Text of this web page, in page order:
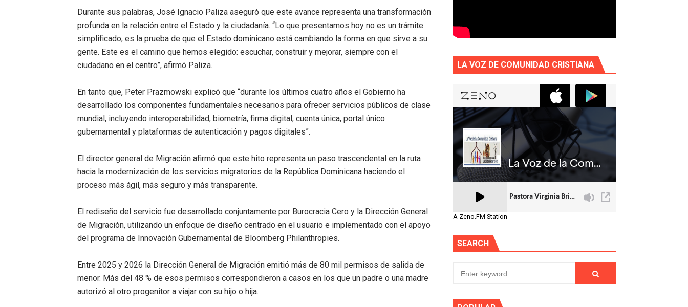
Durante sus palabras, José Ignacio Paliza aseguró que este avance representa una transformación
profunda en la relación entre el Estado y la ciudadanía. “Lo que presentamos hoy no es un trámite
simplificado, es la prueba de que el Estado dominicano está cambiando la forma en que sirve a su
gente. Este es el camino que hemos elegido: escuchar, construir y mejorar, siempre con el
ciudadano en el centro”, afirmó Paliza.
En tanto que, Peter Prazmowski explicó que “durante los últimos cuatro años el Gobierno ha
desarrollado los componentes fundamentales necesarios para ofrecer servicios públicos de clase
mundial, incluyendo interoperabilidad, biometría, firma digital, cuenta única, portal único
gubernamental y plataformas de autenticación y pagos digitales”.
El director general de Migración afirmó que este hito representa un paso trascendental en la ruta
hacia la modernización de los servicios migratorios de la República Dominicana haciendo el
proceso más ágil, más seguro y más transparente.
El rediseño del servicio fue desarrollado conjuntamente por Burocracia Cero y la Dirección General
de Migración, utilizando un enfoque de diseño centrado en el usuario e implementado con el apoyo
del programa de Innovación Gubernamental de Bloomberg Philanthropies.
Entre 2025 y 2026 la Dirección General de Migración emitió más de 80 mil permisos de salida de
menor. Más del 48 % de esos permisos correspondieron a casos en los que un padre o una madre
autorizó al otro progenitor a viajar con su hijo o hija.
LA VOZ DE COMUNIDAD CRISTIANA
A Zeno.FM Station
SEARCH